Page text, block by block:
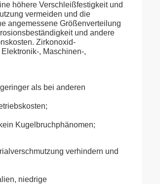
höhere Verschleißfestigkeit und
vermeiden und die
angemessene Größenverteilung
und andere
Zirkonoxid-
, Maschinen-,
als bei anderen
Kugelbruchphänomen;
verhindern und
niedrige